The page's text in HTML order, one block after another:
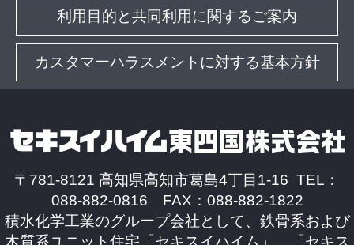
利用目的と共同利用に関するご案内
カスタマーハラスメントに対する基本方針
〒781-8121 高知県高知市葛島4丁目1-16 TEL：
088-882-0816 FAX：088-882-1822
積水化学工業のグループ会社として、鉄骨系および
木質系ユニット住宅「セキスイハイム」、「セキス